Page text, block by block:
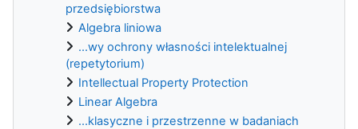
przedsiębiorstwa
Algebra liniowa
...wy ochrony własności intelektualnej
(repetytorium)
Intellectual Property Protection
Linear Algebra
...klasyczne i przestrzenne w badaniach